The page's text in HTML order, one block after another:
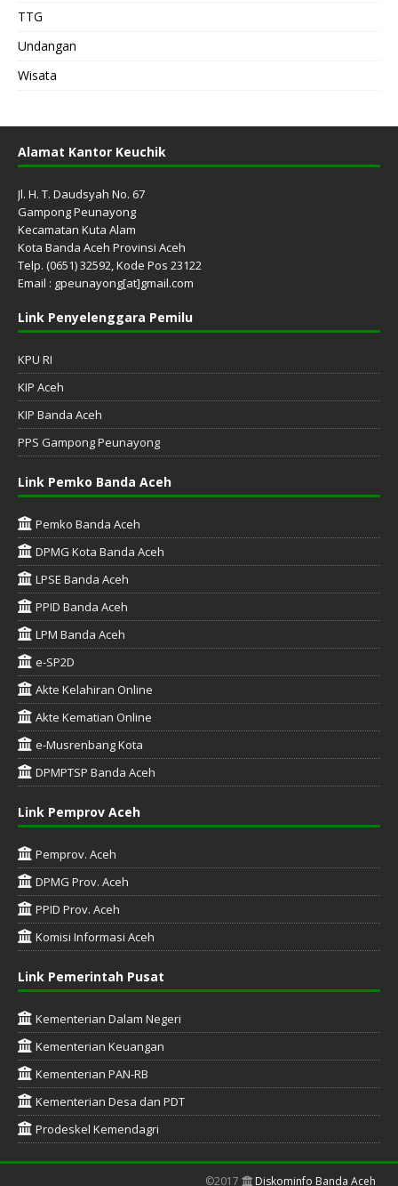
TTG
Undangan
Wisata
Alamat Kantor Keuchik
Jl. H. T. Daudsyah No. 67
Gampong Peunayong
Kecamatan Kuta Alam
Kota Banda Aceh Provinsi Aceh
Telp. (0651) 32592, Kode Pos 23122
Email : gpeunayong[at]gmail.com
Link Penyelenggara Pemilu
KPU RI
KIP Aceh
KIP Banda Aceh
PPS Gampong Peunayong
Link Pemko Banda Aceh
Pemko Banda Aceh
DPMG Kota Banda Aceh
LPSE Banda Aceh
PPID Banda Aceh
LPM Banda Aceh
e-SP2D
Akte Kelahiran Online
Akte Kematian Online
e-Musrenbang Kota
DPMPTSP Banda Aceh
Link Pemprov Aceh
Pemprov. Aceh
DPMG Prov. Aceh
PPID Prov. Aceh
Komisi Informasi Aceh
Link Pemerintah Pusat
Kementerian Dalam Negeri
Kementerian Keuangan
Kementerian PAN-RB
Kementerian Desa dan PDT
Prodeskel Kemendagri
©2017 Diskominfo Banda Aceh